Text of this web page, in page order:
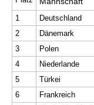
1 Deutschland
2
Dänemark
3
Polen
4
Niederlande
5
Türkei
6
Frankreich